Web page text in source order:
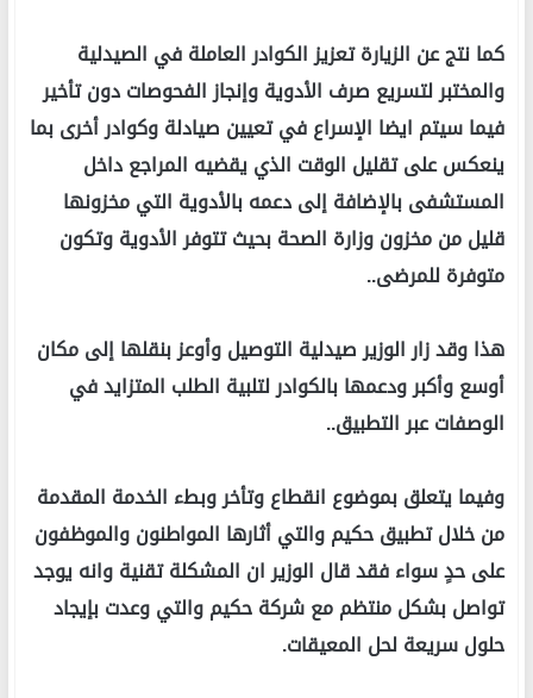
كما نتج عن الزيارة تعزيز الكوادر العاملة في الصيدلية
والمختبر لتسريع صرف الأدوية وإنجاز الفحوصات دون تأخير
فيما سيتم ايضا الإسراع في تعيين صيادلة وكوادر أخرى بما
ينعكس على تقليل الوقت الذي يقضيه المراجع داخل
المستشفى بالإضافة إلى دعمه بالأدوية التي مخزونها
قليل من مخزون وزارة الصحة بحيث تتوفر الأدوية وتكون
متوفرة للمرضى..
هذا وقد زار الوزير صيدلية التوصيل وأوعز بنقلها إلى مكان
أوسع وأكبر ودعمها بالكوادر لتلبية الطلب المتزايد في
الوصفات عبر التطبيق..
وفيما يتعلق بموضوع انقطاع وتأخر وبطء الخدمة المقدمة
من خلال تطبيق حكيم والتي أثارها المواطنون والموظفون
على حدٍ سواء فقد قال الوزير ان المشكلة تقنية وانه يوجد
تواصل بشكل منتظم مع شركة حكيم والتي وعدت بإيجاد
حلول سريعة لحل المعيقات.